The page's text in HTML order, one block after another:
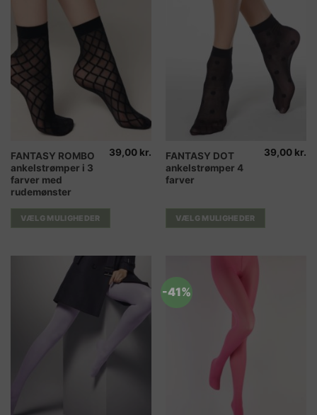
FANTASY ROMBO
ankelstrømper i 3
farver med
rudemønster
39,00 kr.
VÆLG MULIGHEDER
Dette
vare
har
flere
varianter.
Mulighederne
vælges
FANTASY DOT
ankelstrømper 4
farver
39,00 kr.
VÆLG MULIGHEDER
Dette
vare
har
varianter.
Mulighederne
varesiden
-41%